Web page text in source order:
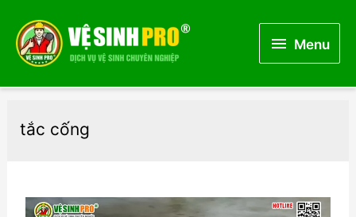
MenuMenu
tắc cống